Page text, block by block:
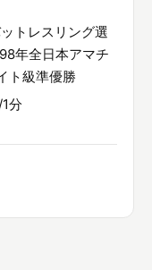
トレスリング選
年全日本アマチ
ト級準優勝
分